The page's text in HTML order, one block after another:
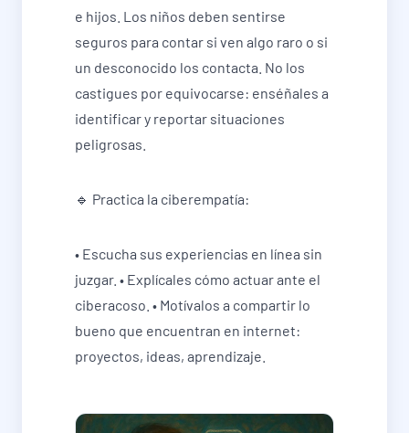
e hijos. Los niños deben sentirse
seguros para contar si ven algo raro o si
un desconocido los contacta. No los
castigues por equivocarse: enséñales a
identificar y reportar situaciones
peligrosas.
🔹 Practica la ciberempatía:
• Escucha sus experiencias en línea sin
juzgar. • Explícales cómo actuar ante el
ciberacoso. • Motívalos a compartir lo
bueno que encuentran en internet:
proyectos, ideas, aprendizaje.